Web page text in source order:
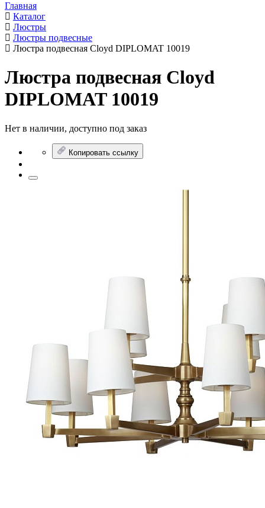
Главная
Каталог
Люстры
Люстры подвесные
Люстра подвесная Cloyd DIPLOMAT 10019
Люстра подвесная Cloyd
DIPLOMAT 10019
Нет в наличии, доступно под заказ
Копировать ссылку